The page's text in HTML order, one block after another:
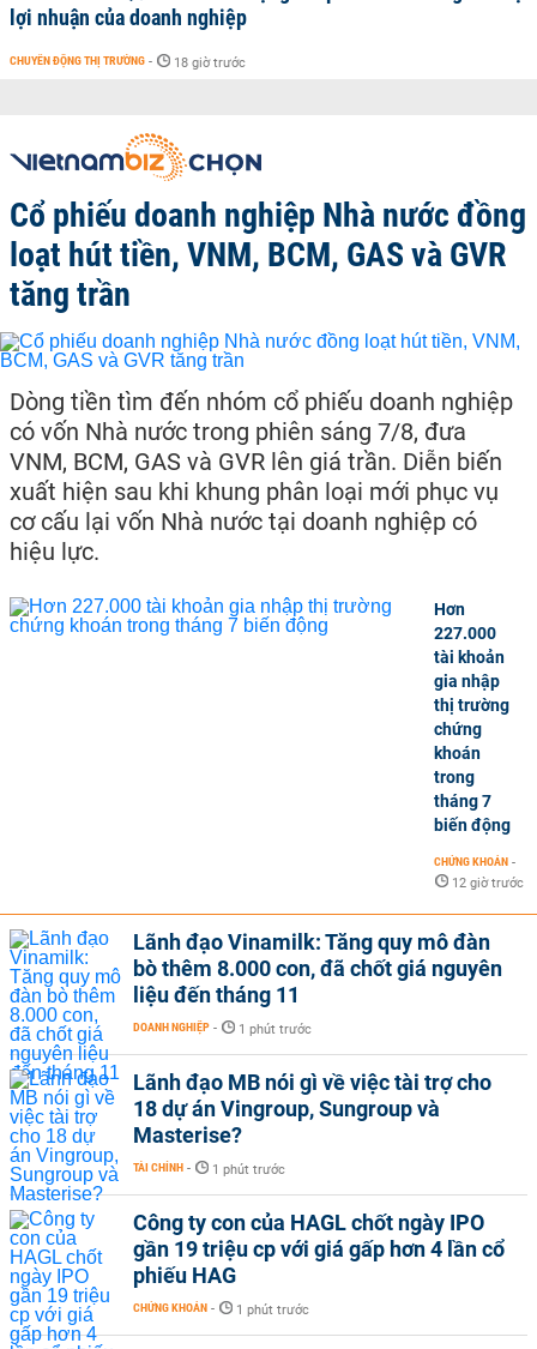
lợi nhuận của doanh nghiệp
CHUYỂN ĐỘNG THỊ TRƯỜNG - 18 giờ trước
Cổ phiếu doanh nghiệp Nhà nước đồng
loạt hút tiền, VNM, BCM, GAS và GVR
tăng trần
Dòng tiền tìm đến nhóm cổ phiếu doanh nghiệp
có vốn Nhà nước trong phiên sáng 7/8, đưa
VNM, BCM, GAS và GVR lên giá trần. Diễn biến
xuất hiện sau khi khung phân loại mới phục vụ
cơ cấu lại vốn Nhà nước tại doanh nghiệp có
hiệu lực.
Hơn
227.000
tài khoản
gia nhập
thị trường
chứng
khoán
trong
tháng 7
biến động
CHỨNG KHOÁN -
12 giờ trước
Lãnh đạo Vinamilk: Tăng quy mô đàn
bò thêm 8.000 con, đã chốt giá nguyên
liệu đến tháng 11
DOANH NGHIỆP - 1 phút trước
Lãnh đạo MB nói gì về việc tài trợ cho
18 dự án Vingroup, Sungroup và
Masterise?
TÀI CHÍNH - 1 phút trước
Công ty con của HAGL chốt ngày IPO
gần 19 triệu cp với giá gấp hơn 4 lần cổ
phiếu HAG
CHỨNG KHOÁN - 1 phút trước